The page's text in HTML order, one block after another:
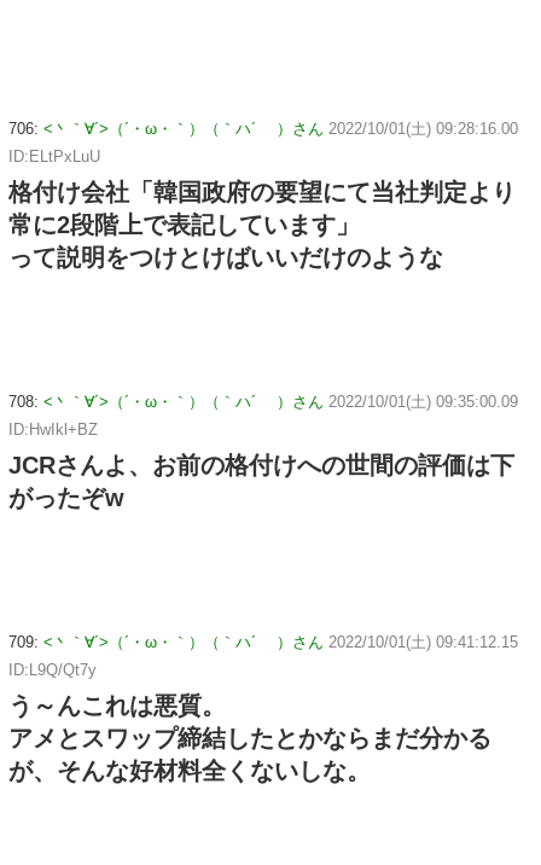
706: <丶｀∀´>（´・ω・｀）（｀ハ´ ）さん 2022/10/01(土) 09:28:16.00
ID:ELtPxLuU
格付け会社「韓国政府の要望にて当社判定より
常に2段階上で表記しています」
って説明をつけとけばいいだけのような
708: <丶｀∀´>（´・ω・｀）（｀ハ´ ）さん 2022/10/01(土) 09:35:00.09
ID:HwIkl+BZ
JCRさんよ、お前の格付けへの世間の評価は下
がったぞw
709: <丶｀∀´>（´・ω・｀）（｀ハ´ ）さん 2022/10/01(土) 09:41:12.15
ID:L9Q/Qt7y
う～んこれは悪質。
アメとスワップ締結したとかならまだ分かる
が、そんな好材料全くないしな。